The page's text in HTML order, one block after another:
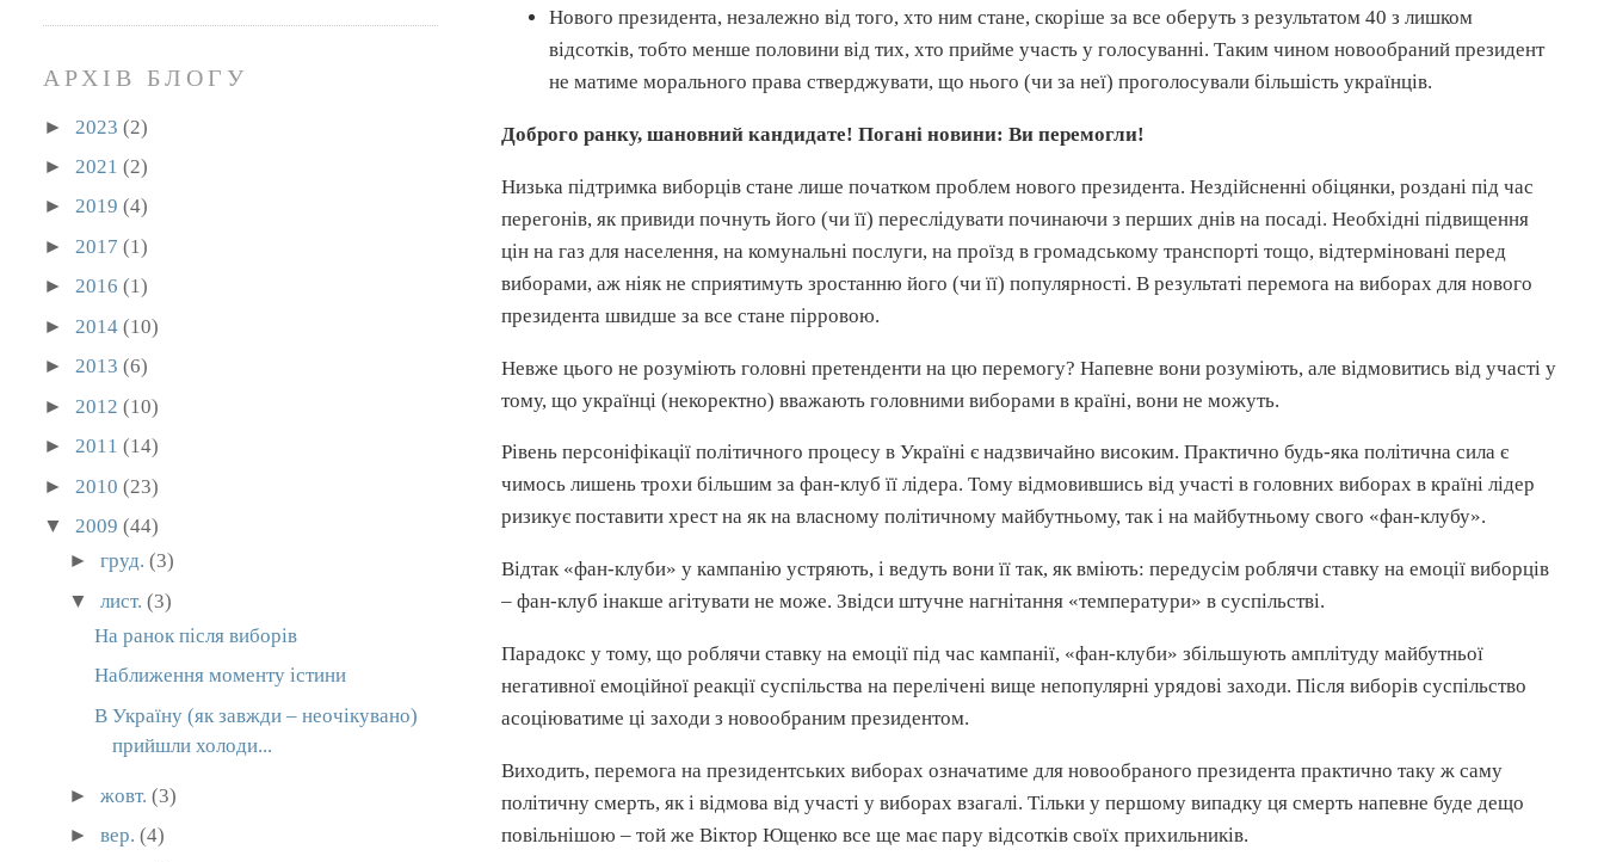
Нового президента, незалежно від того, хто ним стане, скоріше за все оберуть з результатом 40 з лишком
відсотків, тобто менше половини від тих, хто прийме участь у голосуванні. Таким чином новообраний президент
не матиме морального права стверджувати, що нього (чи за неї) проголосували більшість українців.
Доброго ранку, шановний кандидате! Погані новини: Ви перемогли!
Низька підтримка виборців стане лише початком проблем нового президента. Нездійсненні обіцянки, роздані під час
перегонів, як привиди почнуть його (чи її) переслідувати починаючи з перших днів на посаді. Необхідні підвищення
цін на газ для населення, на комунальні послуги, на проїзд в громадському транспорті тощо, відтерміновані перед
виборами, аж ніяк не сприятимуть зростанню його (чи її) популярності. В результаті перемога на виборах для нового
президента швидше за все стане пірровою.
Невже цього не розуміють головні претенденти на цю перемогу? Напевне вони розуміють, але відмовитись від участі у
тому, що українці (некоректно) вважають головними виборами в країні, вони не можуть.
Рівень персоніфікації політичного процесу в Україні є надзвичайно високим. Практично будь-яка політична сила є
чимось лишень трохи більшим за фан-клуб її лідера. Тому відмовившись від участі в головних виборах в країні лідер
ризикує поставити хрест на як на власному політичному майбутньому, так і на майбутньому свого «фан-клубу».
Відтак «фан-клуби» у кампанію устряють, і ведуть вони її так, як вміють: передусім роблячи ставку на емоції виборців
– фан-клуб інакше агітувати не може. Звідси штучне нагнітання «температури» в суспільстві.
Парадокс у тому, що роблячи ставку на емоції під час кампанії, «фан-клуби» збільшують амплітуду майбутньої
негативної емоційної реакції суспільства на перелічені вище непопулярні урядові заходи. Після виборів суспільство
асоціюватиме ці заходи з новообраним президентом.
Виходить, перемога на президентських виборах означатиме для новообраного президента практично таку ж саму
політичну смерть, як і відмова від участі у виборах взагалі. Тільки у першому випадку ця смерть напевне буде дещо
повільнішою – той же Віктор Ющенко все ще має пару відсотків своїх прихильників.
АРХІВ БЛОГУ
► 2023(2)
►2021(2)
►2019(4)
►2017(1)
►2016(1)
► 2014(10)
►2013(6)
► 2012(10)
►2011(14)
► 2010(23)
▼2009(44)
► груд. (3)
▼ лист. (3)
На ранок після виборів
Наближення моменту істини
В Україну (як завжди – неочікувано)
прийшли холоди...
► жовт. (3)
► вер. (4)